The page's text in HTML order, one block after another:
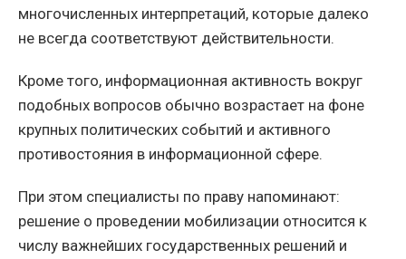
многочисленных интерпретаций, которые далеко
не всегда соответствуют действительности.
Кроме того, информационная активность вокруг
подобных вопросов обычно возрастает на фоне
крупных политических событий и активного
противостояния в информационной сфере.
При этом специалисты по праву напоминают:
решение о проведении мобилизации относится к
числу важнейших государственных решений и